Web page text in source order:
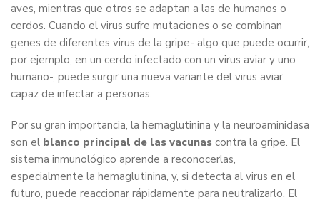
aves, mientras que otros se adaptan a las de humanos o
cerdos. Cuando el virus sufre mutaciones o se combinan
genes de diferentes virus de la gripe- algo que puede ocurrir,
por ejemplo, en un cerdo infectado con un virus aviar y uno
humano-, puede surgir una nueva variante del virus aviar
capaz de infectar a personas.
Por su gran importancia, la hemaglutinina y la neuroaminidasa
son el blanco principal de las vacunas contra la gripe. El
sistema inmunológico aprende a reconocerlas,
especialmente la hemaglutinina, y, si detecta al virus en el
futuro, puede reaccionar rápidamente para neutralizarlo. El